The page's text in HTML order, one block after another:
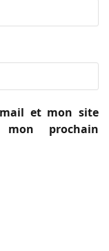
et mon site
prochain